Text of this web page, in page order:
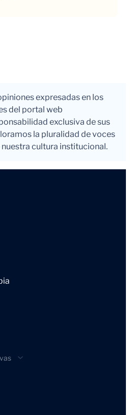
expresadas en los
del portal web
exclusiva de sus
la pluralidad de voces
cultura institucional.